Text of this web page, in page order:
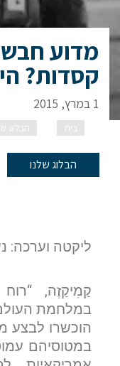
מדוע
קסדות?
1 במרץ, 2015
בית הבלוג
הבלוג שלנו
ליקטה וערכה:
קַמִיקַזֶה,
במלחמת
הוכשרו לבצע
במטוסיהם